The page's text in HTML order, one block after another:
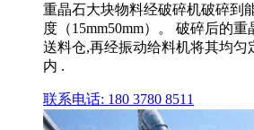
重晶石大块物料经破碎机破碎到
度（15mm50mm）。 破碎后的
送料仓,再经振动给料机将其均匀
内 .
联系电话: 180 3780 8511